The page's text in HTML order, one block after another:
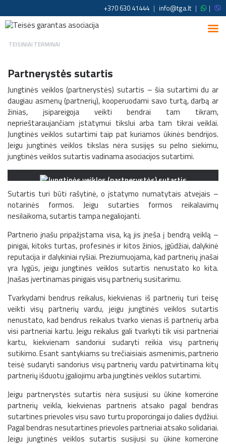
+370 630 41444 | info@tga.lt | |
TEISINIAI TERMINAI
Partnerystės sutartis
Jungtinės veiklos (partnerystės) sutartis – šia sutartimi du ar
daugiau asmenų (partnerių), kooperuodami savo turtą, darbą ar
žinias, įsipareigoja veikti bendrai tam tikram,
neprieštaraujančiam įstatymui tikslui arba tam tikrai veiklai.
Jungtinės veiklos sutartimi taip pat kuriamos ūkinės bendrijos.
Jeigu jungtinės veiklos tikslas nėra susijęs su pelno siekimu,
jungtinės veiklos sutartis vadinama asociacijos sutartimi.
Sutartis turi būti rašytinė, o įstatymo numatytais atvejais –
notarinės formos. Jeigu sutarties formos reikalavimų
nesilaikoma, sutartis tampa negaliojanti.
Partnerio įnašu pripažįstama visa, ką jis įneša į bendrą veiklą –
pinigai, kitoks turtas, profesinės ir kitos žinios, įgūdžiai, dalykinė
reputacija ir dalykiniai ryšiai. Preziumuojama, kad partnerių įnašai
yra lygūs, jeigu jungtinės veiklos sutartis nenustato ko kita.
Įnašas įvertinamas pinigais visų partnerių susitarimu.
Tvarkydami bendrus reikalus, kiekvienas iš partnerių turi teisę
veikti visų partnerių vardu, jeigu jungtinės veiklos sutartis
nenustato, kad bendrus reikalus tvarko vienas iš partnerių arba
visi partneriai kartu. Jeigu reikalus gali tvarkyti tik visi partneriai
kartu, kiekvienam sandoriui sudaryti reikia visų partnerių
sutikimo. Esant santykiams su trečiaisiais asmenimis, partnerio
teisė sudaryti sandorius visų partnerių vardu patvirtinama kitų
partnerių išduotu įgaliojimu arba jungtinės veiklos sutartimi.
Jeigu partnerystės sutartis nėra susijusi su ūkine komercine
partnerių veikla, kiekvienas partneris atsako pagal bendras
sutartines prievoles visu savo turtu proporcingai jo dalies dydžiui.
Pagal bendras nesutartines prievoles partneriai atsako solidariai.
Jeigu jungtinės veiklos sutartis susijusi su ūkine komercine